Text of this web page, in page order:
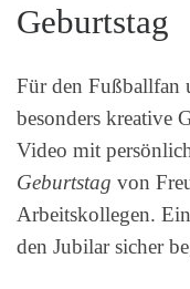
Geburtstag
Für den Fußballfan
besonders kreative
Video mit
Geburtstag von
Arbeitskollegen.
den Jubilar sicher